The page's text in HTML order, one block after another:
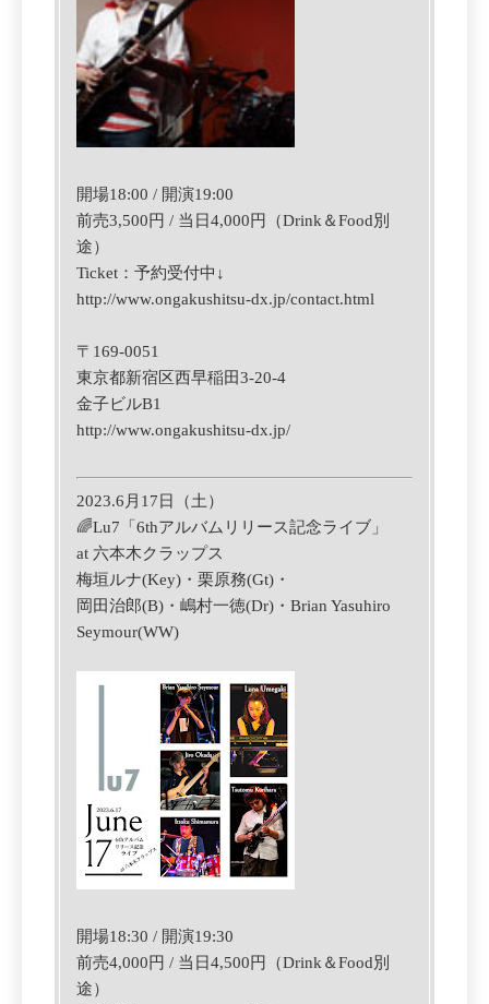
開場18:00 / 開演19:00
前売3,500円 / 当日4,000円（Drink＆Food別
途）
Ticket：予約受付中↓
http://www.ongakushitsu-dx.jp/contact.html
〒169-0051
東京都新宿区西早稲田3-20-4
金子ビルB1
http://www.ongakushitsu-dx.jp/
2023.6月17日（土）
🌈Lu7「6thアルバムリリース記念ライブ」
at 六本木クラップス
梅垣ルナ(Key)・栗原務(Gt)・
岡田治郎(B)・嶋村一徳(Dr)・Brian Yasuhiro
Seymour(WW)
開場18:30 / 開演19:30
前売4,000円 / 当日4,500円（Drink＆Food別
途）